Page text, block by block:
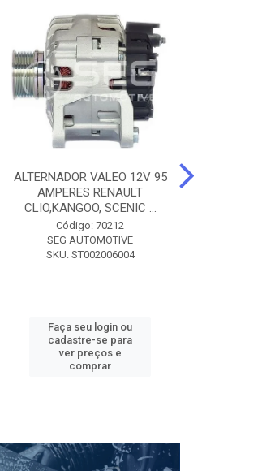
ALTERNADOR VALEO 12V 95
AMPERES RENAULT
CLIO,KANGOO, SCENIC ...
Código: 70212
SEG AUTOMOTIVE
SKU: ST002006004
Faça seu login ou
cadastre-se para
ver preços e
comprar